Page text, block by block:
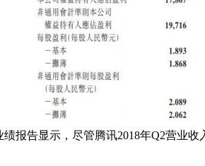
报告显示，尽管腾讯2018年Q2营业